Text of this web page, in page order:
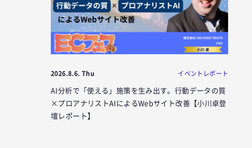
2026.8.6. Thu イベントレポート
AI分析で「使える」施策を生み出す。行動データの質
×プロアナリストAIによるWebサイト改善【小川卓登
壇レポート】